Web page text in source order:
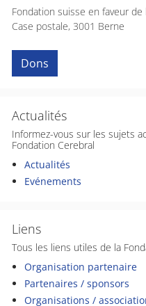
Fondation suisse en faveur
Case postale, 3001 Berne
Dons
Actualités
Informez-vous sur les sujets
Fondation Cerebral
Actualités
Evénements
Liens
Tous les liens utiles de la
Organisation partenaire
Partenaires / sponsors
Organisations /